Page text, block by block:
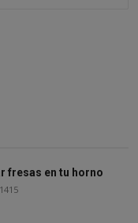
fresas en tu horno
1415